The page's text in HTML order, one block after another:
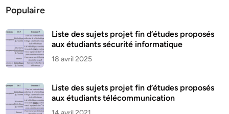
Populaire
Liste des sujets projet fin d’études proposés
aux étudiants sécurité informatique
18 avril 2025
Liste des sujets projet fin d’études proposés
aux étudiants télécommunication